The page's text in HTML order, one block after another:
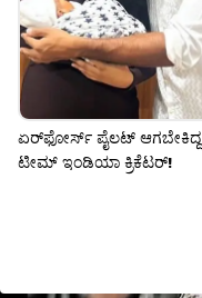
ಏರ್‌ಫೋರ್ಸ್‌ ಪೈಲಟ್‌ ಆಗಬೇಕಿದ್ದ
ಟೀಮ್‌ ಇಂಡಿಯಾ ಕ್ರಿಕೆಟರ್‌!